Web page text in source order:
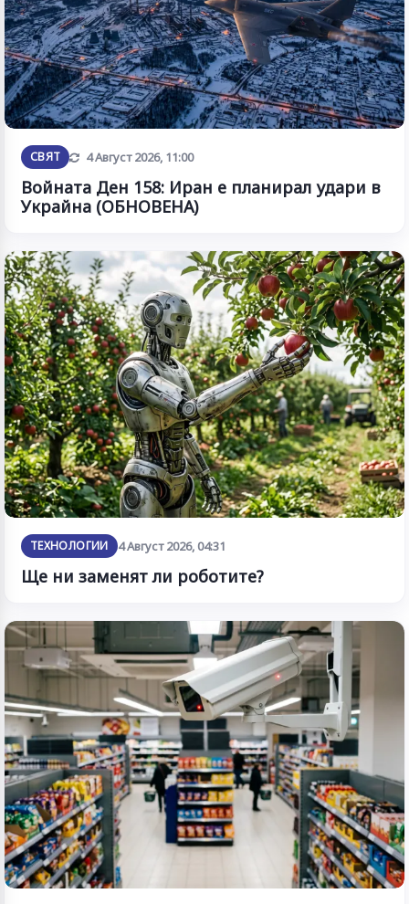
СВЯТ Обновена
4 Август 2026, 11:00
Войната Ден 158: Иран е планирал удари в
Украйна (ОБНОВЕНА)
ТЕХНОЛОГИИ 4 Август 2026, 04:31
Ще ни заменят ли роботите?